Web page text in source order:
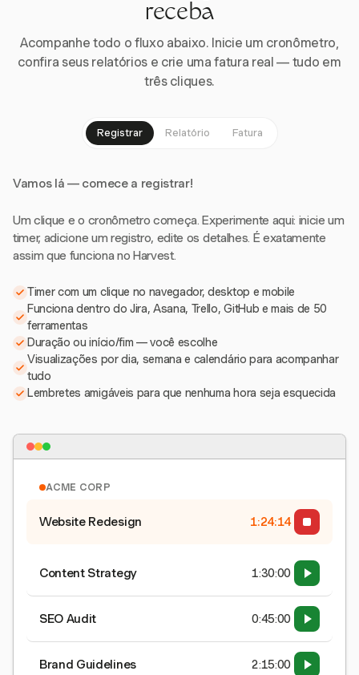
receba
Acompanhe todo o fluxo abaixo. Inicie um cronômetro,
confira seus relatórios e crie uma fatura real — tudo em
três cliques.
Registrar Relatório Fatura
Vamos lá — comece a registrar!
Um clique e o cronômetro começa. Experimente aqui: inicie um
timer, adicione um registro, edite os detalhes. É exatamente
assim que funciona no Harvest.
Timer com um clique no navegador, desktop e mobile
Funciona dentro do Jira, Asana, Trello, GitHub e mais de 50
ferramentas
Duração ou início/fim — você escolhe
Visualizações por dia, semana e calendário para acompanhar
tudo
Lembretes amigáveis para que nenhuma hora seja esquecida
ACME CORP
Website Redesign 1:24:15
Content Strategy 1:30:00
SEO Audit 0:45:00
Brand Guidelines 2:15:00